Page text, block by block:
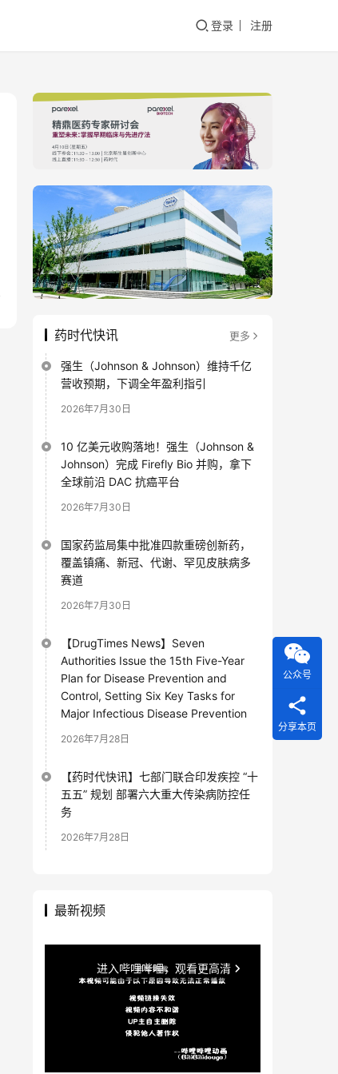
登录 注册
药时代快讯 更多
强生（Johnson & Johnson）维持千亿
营收预期，下调全年盈利指引
2026年7月30日
10 亿美元收购落地！强生（Johnson &
Johnson）完成 Firefly Bio 并购，拿下
全球前沿 DAC 抗癌平台
2026年7月30日
国家药监局集中批准四款重磅创新药，
覆盖镇痛、新冠、代谢、罕见皮肤病多
赛道
2026年7月30日
【DrugTimes News】Seven
Authorities Issue the 15th Five-Year
Plan for Disease Prevention and
Control, Setting Six Key Tasks for
Major Infectious Disease Prevention
2026年7月28日
【药时代快讯】七部门联合印发疾控 “十
五五” 规划 部署六大重大传染病防控任
务
2026年7月28日
最新视频
公众号
分享本页